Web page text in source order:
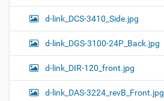
d-link_DCS-3410_Side.jpg
d-link_DGS-3100-24P_Back.jpg
d-link_DIR-120_front.jpg
d-link_DAS-3224_revB_Front.jpg